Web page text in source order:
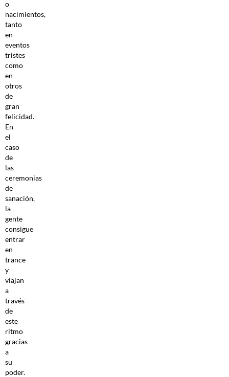
o
nacimientos,
tanto
en
eventos
tristes
como
en
otros
de
gran
felicidad.
En
el
caso
de
las
ceremonias
de
sanación,
la
gente
consigue
entrar
en
trance
y
viajan
a
través
de
este
ritmo
gracias
a
su
poder.